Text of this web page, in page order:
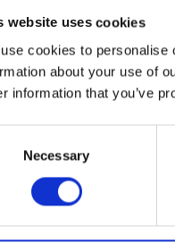
website uses cookies
cookies to personalise
about your use of
information that you’ve
Necessary
Boka som grupp
Grupper och företag
man sent glömmer.